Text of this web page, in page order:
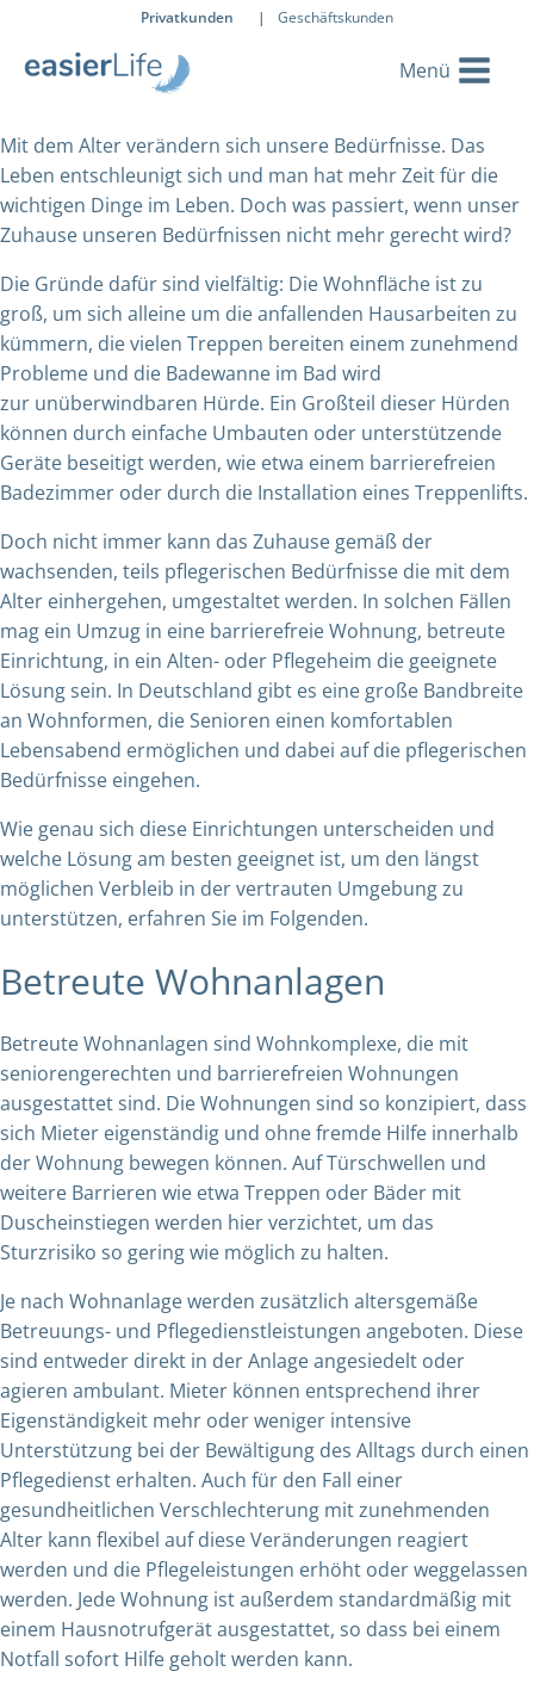
Privatkunden | Geschäftskunden
Mit dem Alter verändern sich unsere Bedürfnisse. Das
Leben entschleunigt sich und man hat mehr Zeit für die
wichtigen Dinge im Leben. Doch was passiert, wenn unser
Zuhause unseren Bedürfnissen nicht mehr gerecht wird?
Die Gründe dafür sind vielfältig: Die Wohnfläche ist zu
groß, um sich alleine um die anfallenden Hausarbeiten zu
kümmern, die vielen Treppen bereiten einem zunehmend
Probleme und die Badewanne im Bad wird
zur unüberwindbaren Hürde. Ein Großteil dieser Hürden
können durch einfache Umbauten oder unterstützende
Geräte beseitigt werden, wie etwa einem barrierefreien
Badezimmer oder durch die Installation eines Treppenlifts.
Doch nicht immer kann das Zuhause gemäß der
wachsenden, teils pflegerischen Bedürfnisse die mit dem
Alter einhergehen, umgestaltet werden. In solchen Fällen
mag ein Umzug in eine barrierefreie Wohnung, betreute
Einrichtung, in ein Alten- oder Pflegeheim die geeignete
Lösung sein. In Deutschland gibt es eine große Bandbreite
an Wohnformen, die Senioren einen komfortablen
Lebensabend ermöglichen und dabei auf die pflegerischen
Bedürfnisse eingehen.
Wie genau sich diese Einrichtungen unterscheiden und
welche Lösung am besten geeignet ist, um den längst
möglichen Verbleib in der vertrauten Umgebung zu
unterstützen, erfahren Sie im Folgenden.
Betreute Wohnanlagen
Betreute Wohnanlagen sind Wohnkomplexe, die mit
seniorengerechten und barrierefreien Wohnungen
ausgestattet sind. Die Wohnungen sind so konzipiert, dass
sich Mieter eigenständig und ohne fremde Hilfe innerhalb
der Wohnung bewegen können. Auf Türschwellen und
weitere Barrieren wie etwa Treppen oder Bäder mit
Duscheinstiegen werden hier verzichtet, um das
Sturzrisiko so gering wie möglich zu halten.
Je nach Wohnanlage werden zusätzlich altersgemäße
Betreuungs- und Pflegedienstleistungen angeboten. Diese
sind entweder direkt in der Anlage angesiedelt oder
agieren ambulant. Mieter können entsprechend ihrer
Eigenständigkeit mehr oder weniger intensive
Unterstützung bei der Bewältigung des Alltags durch einen
Pflegedienst erhalten. Auch für den Fall einer
gesundheitlichen Verschlechterung mit zunehmenden
Alter kann flexibel auf diese Veränderungen reagiert
werden und die Pflegeleistungen erhöht oder weggelassen
werden. Jede Wohnung ist außerdem standardmäßig mit
einem Hausnotrufgerätausgestattet, so dass bei einem
Notfall sofort Hilfe geholt werden kann.